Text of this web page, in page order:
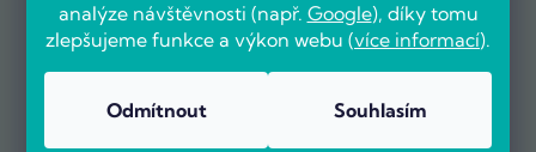
analýze návštěvnosti (např. Google), díky tomu
zlepšujeme funkce a výkon webu (více informací).
Odmítnout Souhlasím